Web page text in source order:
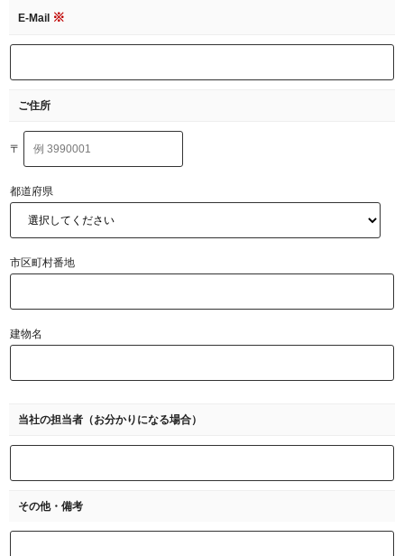
E-Mail ※
ご住所
〒
都道府県
市区町村番地
建物名
当社の担当者 （お分かりになる場合）
その他・備考